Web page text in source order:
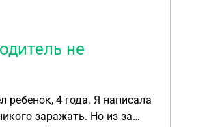
не
ребенок, 4 года. Я написала
заражать. Но из за